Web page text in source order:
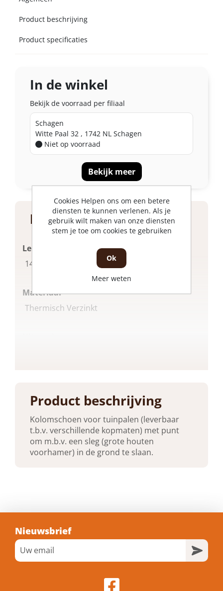
Product beschrijving
Kolomschoen voor tuinpalen (leverbaar
t.b.v. verschillende kopmaten) met punt
om m.b.v. een sleg (grote houten
voorhamer) in de grond te slaan.
Product specificaties
Lengte
145 mm, 900 mm
Materiaal
Thermisch Verzinkt
145 mm
Type
Paalhouders
Verpakt per
1
Zie meer
Product beschrijving
Product specificaties
In de winkel
Bekijk de voorraad per filiaal
Schagen
Witte Paal 32 , 1742 NL Schagen
Niet op voorraad
Bekijk meer
Nieuwsbrief
Cookies Helpen ons om een betere
diensten te kunnen verlenen. Als je
gebruik wilt maken van onze diensten
stem je toe om cookies te gebruiken
Ok
Meer weten